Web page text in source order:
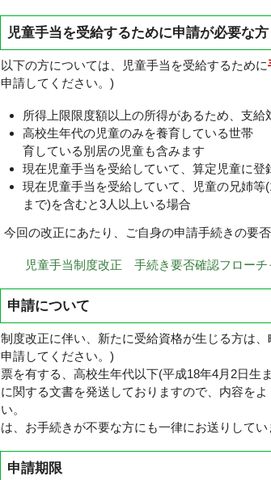
児童手当を受給するために申請が必要な方
以下の方については、児童手当を受給するために
申請してください。)
所得上限限度額以上の所得があるため、支給
高校生年代の児童
育している別居の児童も含みます
現在児童手当を受給していて、算定児童に
現在児童手当を受給していて、児童の兄姉
まで)を含むと3人以上いる場合
今回の改正にあたり、ご自身の申請手続きの要
児童手当制度改正 手続き要否確認フローチ
申請について
制度改正に伴い、新たに受給資格が生じる方は
申請してくだ
票を有する、高校生年代以下(平成18年4月2日生
に関する文書を発送しておりますので、内容を
い。
は、お手続きが不要な方にも一律にお送りしてい
申請期限